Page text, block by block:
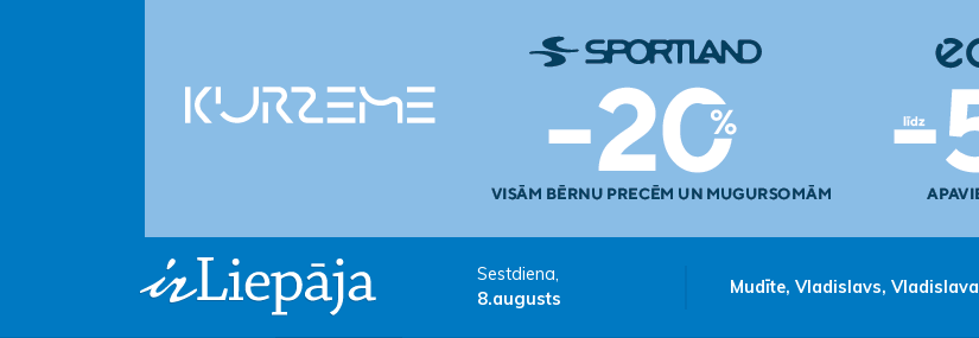
Sestdiena,
8.augusts
Mudīte, Vladislavs, Vladislava